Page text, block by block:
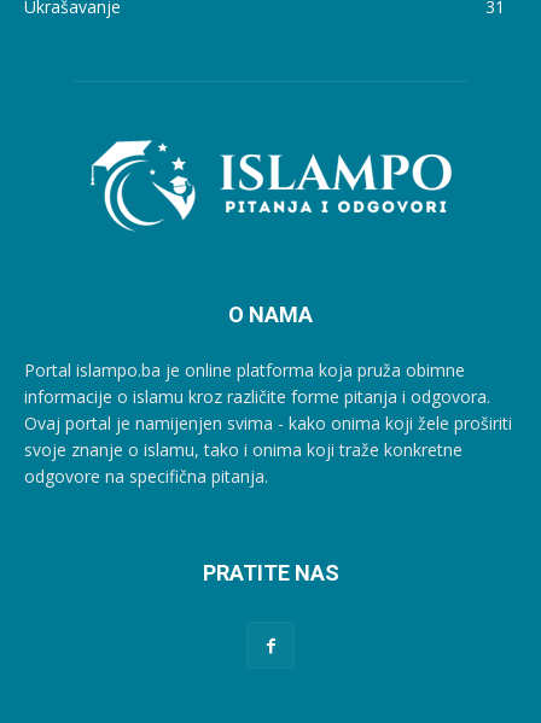
Ukrašavanje
31
O NAMA
Portal islampo.ba je online platforma koja pruža obimne
informacije o islamu kroz različite forme pitanja i odgovora.
Ovaj portal je namijenjen svima - kako onima koji žele proširiti
svoje znanje o islamu, tako i onima koji traže konkretne
odgovore na specifična pitanja.
PRATITE NAS